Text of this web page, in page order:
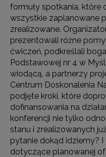
formuły spotkania, które
wszystkie zaplanowane
zrealizowane.
prezentowali różne
ćwiczeń, podkreślali
Podstawowej nr 4 w
wiodącą, a partnerzy
Centrum Doskonalenia
podjęte kroki, które
dofinansowania na
konferencji nie tylko
stanu i zrealizowanych
pytanie dokąd idziemy?
dotyczące planowanej